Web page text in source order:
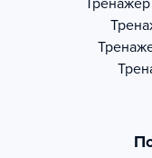
Тренажер